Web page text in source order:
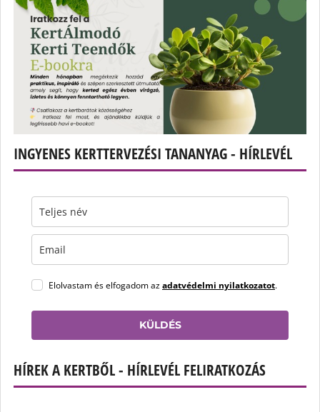
INGYENES KERTTERVEZÉSI TANANYAG - HÍRLEVÉL
Elolvastam és elfogadom azadatvédelmi nyilatkozatot.
KÜLDÉS
HÍREK A KERTBŐL - HÍRLEVÉL FELIRATKOZÁS